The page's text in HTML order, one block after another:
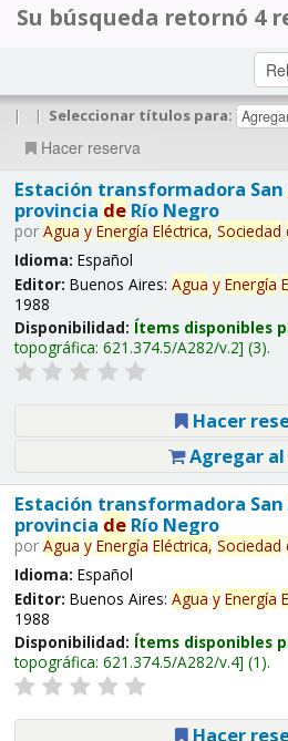
Su búsqueda retornó 4
| | Seleccionar títulos para:
Hacer reserva
Estación transformadora
provincia deRío Negro
por Agua y Energía Eléctrica, Sociedad
Idioma: Español
Editor: Buenos Aires: Agua y Energía
1988
Disponibilidad: Ítems disponibles
topográfica: 621.374.5/A282/v.2 (3).
Hacer
Agregar
Estación transformadora
provincia deRío Negro
por Agua y Energía Eléctrica, Sociedad
Idioma: Español
Editor: Buenos Aires: Agua y Energía
1988
Disponibilidad: Ítems disponibles
topográfica: 621.374.5/A282/v.4 (1).
Hacer